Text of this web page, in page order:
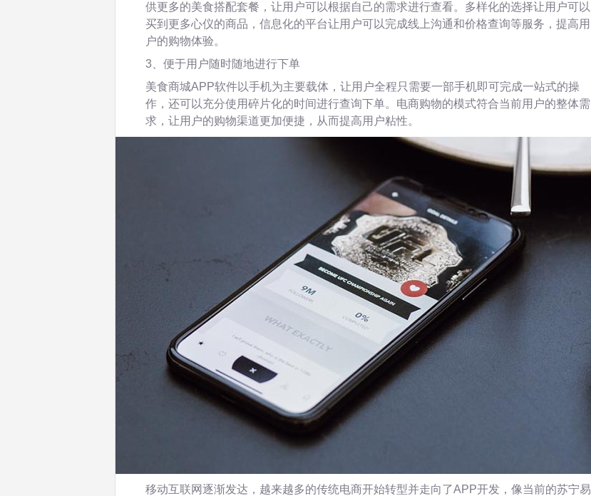
供更多的美食搭配套餐，让用户可以根据自己的需求进行查看。多样化的选择让用户可以
买到更多心仪的商品，信息化的平台让用户可以完成线上沟通和价格查询等服务，提高用
户的购物体验。
3、便于用户随时随地进行下单
美食商城APP软件以手机为主要载体，让用户全程只需要一部手机即可完成一站式的操
作，还可以充分使用碎片化的时间进行查询下单。电商购物的模式符合当前用户的整体需
求，让用户的购物渠道更加便捷，从而提高用户粘性。
移动互联网逐渐发达，越来越多的传统电商开始转型并走向了APP开发，像当前的苏宁易